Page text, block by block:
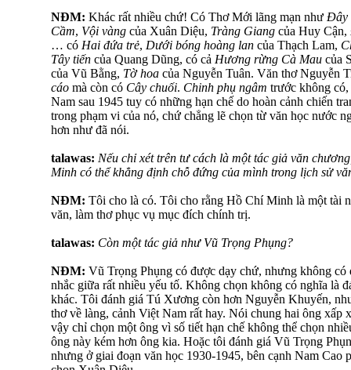
NĐM: Khác rất nhiều chứ! Có Thơ Mới lãng mạn như Đây
Cầm, Vội vàng của Xuân Diệu, Tràng Giang của Huy Cận,
… có Hai đứa trẻ, Dưới bóng hoàng lan của Thạch Lam,
Tây tiến của Quang Dũng, có cả Hương rừng Cà Mau của
của Vũ Bằng, Tờ hoa của Nguyễn Tuân. Văn thơ Nguyễn
cáo mà còn có Cây chuối. Chinh phụ ngâm trước không
Nam sau 1945 tuy có những hạn chế do hoàn cảnh chiến
trong phạm vi của nó, chứ chẳng lẽ chọn từ văn học nước
hơn như đã nói.
talawas: Nếu chỉ xét trên tư cách là một tác giả văn
Minh có thể khẳng định chỗ đứng của mình trong lịch sử
NĐM: Tôi cho là có. Tôi cho rằng Hồ Chí Minh là một tài
văn, làm thơ phục vụ mục đích chính trị.
talawas: Còn một tác giả như Vũ Trọng Phụng?
NĐM: Vũ Trọng Phụng có được dạy chứ, nhưng không có
nhắc giữa rất nhiều yếu tố. Không chọn không có nghĩa là
khác. Tôi đánh giá Tú Xương còn hơn Nguyễn Khuyến,
thơ về làng, cảnh Việt Nam rất hay. Nói chung hai ông xấp
vậy chỉ chọn một ông vì số tiết hạn chế không thể chọn
ông này kém hơn ông kia. Hoặc tôi đánh giá Vũ Trọng
nhưng ở giai đoạn văn học 1930-1945, bên cạnh Nam Cao